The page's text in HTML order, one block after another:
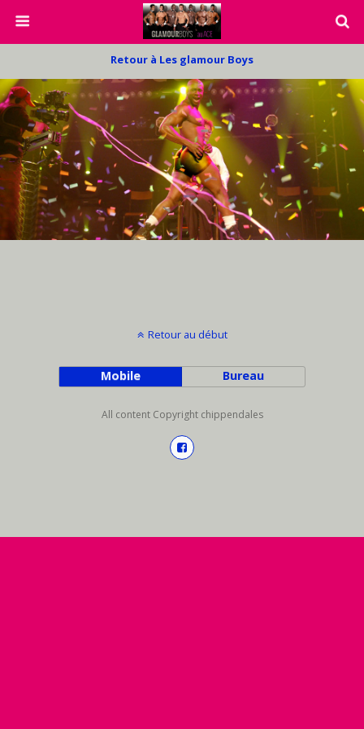
Retour à Les glamour Boys
Retour au début
Mobile Bureau
All content Copyright chippendales